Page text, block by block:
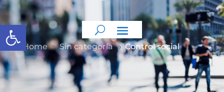
Abrir barra de herramientas
Home 9 Sin categoría 9 Control social